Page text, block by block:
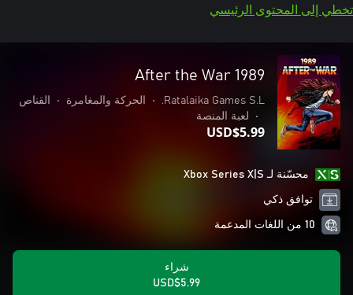
تخطي إلى المحتوى الرئيسي
1989 After the War
Ratalaika Games S.L.
• الحركة والمغامرة •
القناص
•
لعبة المنصة
USD$5.99
محسّنة لـ Xbox Series X|S
توافق ذكي
10 من اللغات المدعمة
شراء
USD$5.99